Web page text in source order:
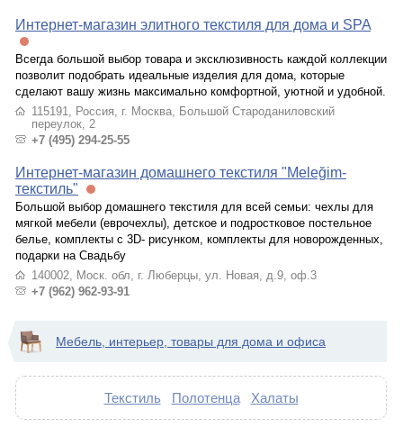
Интернет-магазин элитного текстиля для дома и SPA
Всегда большой выбор товара и эксклюзивность каждой коллекции
позволит подобрать идеальные изделия для дома, которые
сделают вашу жизнь максимально комфортной, уютной и удобной.
115191, Россия, г. Москва, Большой Староданиловский
переулок, 2
+7 (495) 294-25-55
Интернет-магазин домашнего текстиля "Meleğim-
текстиль"
Большой выбор домашнего текстиля для всей семьи: чехлы для
мягкой мебели (еврочехлы), детское и подростковое постельное
белье, комплекты с 3D- рисунком, комплекты для новорожденных,
подарки на Свадьбу
140002, Моск. обл, г. Люберцы, ул. Новая, д.9, оф.3
+7 (962) 962-93-91
Мебель, интерьер, товары для дома и офиса
Текстиль Полотенца Халаты